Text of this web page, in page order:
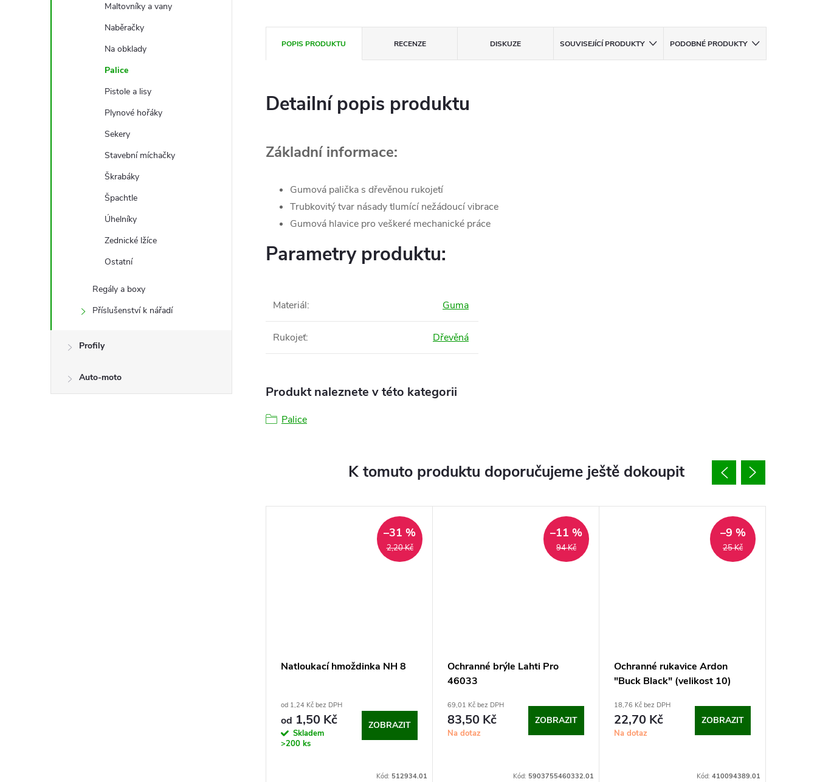
Maltovníky a vany
Naběračky
Na obklady
Palice
Pistole a lisy
Plynové hořáky
Sekery
Stavební míchačky
Škrabáky
Špachtle
Úhelníky
Zednické lžíce
Ostatní
Regály a boxy
Příslušenství k nářadí
Profily
Auto-moto
POPIS PRODUKTU RECENZE DISKUZE SOUVISEJÍCÍ PRODUKTY PODOBNÉ PRODUKTY
Detailní popis produktu
Základní informace:
Gumová palička s dřevěnou rukojetí
Trubkovitý tvar násady tlumící nežádoucí vibrace
Gumová hlavice pro veškeré mechanické práce
Parametry produktu:
Materiál: Guma
Rukojeť: Dřevěná
Produkt naleznete v této kategorii
Palice
K tomuto produktu doporučujeme ještě dokoupit
2,20 Kč
–31 %
Natloukací hmoždinka NH 8
od 1,24 Kč bez DPH
od 1,50 Kč
Skladem
>200 ks
ZOBRAZIT
Kód: 512934.01
94 Kč
–11 %
Ochranné brýle Lahti Pro
46033
69,01 Kč bez DPH
83,50 Kč
Na dotaz
ZOBRAZIT
Kód: 5903755460332.01
25 Kč
–9 %
Ochranné rukavice Ardon
"Buck Black" (velikost 10)
18,76 Kč bez DPH
22,70 Kč
Na dotaz
ZOBRAZIT
Kód: 410094389.01